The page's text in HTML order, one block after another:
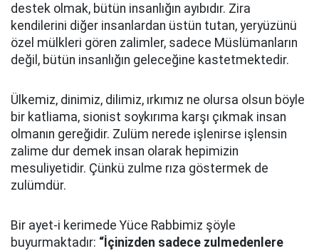
destek olmak, bütün insanlığın ayıbıdır. Zira
kendilerini diğer insanlardan üstün tutan, yeryüzünü
özel mülkleri gören zalimler, sadece Müslümanların
değil, bütün insanlığın geleceğine kastetmektedir.
Ülkemiz, dinimiz, dilimiz, ırkımız ne olursa olsun böyle
bir katliama, sionist soykırıma karşı çıkmak insan
olmanın gereğidir. Zulüm nerede işlenirse işlensin
zalime dur demek insan olarak hepimizin
mesuliyetidir. Çünkü zulme rıza göstermek de
zulümdür.
Bir ayet-i kerimede Yüce Rabbimiz şöyle
buyurmaktadır: “İçinizden sadece zulmedenlere